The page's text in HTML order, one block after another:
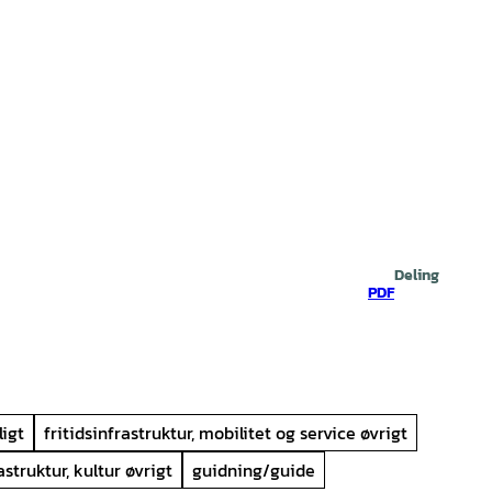
PDF
Deling
fritidsinfrastruktur, mobilitet og service øvrigt
kultur øvrigt
guidning/guide